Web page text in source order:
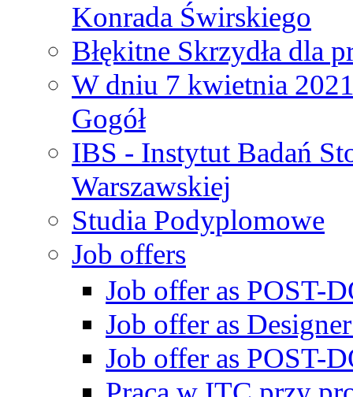
Konrada Świrskiego
Błękitne Skrzydła dla
W dniu 7 kwietnia
Gogół
IBS - Instytut Badań
Warszawskiej
Studia Podyplomowe
Job offers
Job offer as POST-
Job offer as
Job offer as POST-